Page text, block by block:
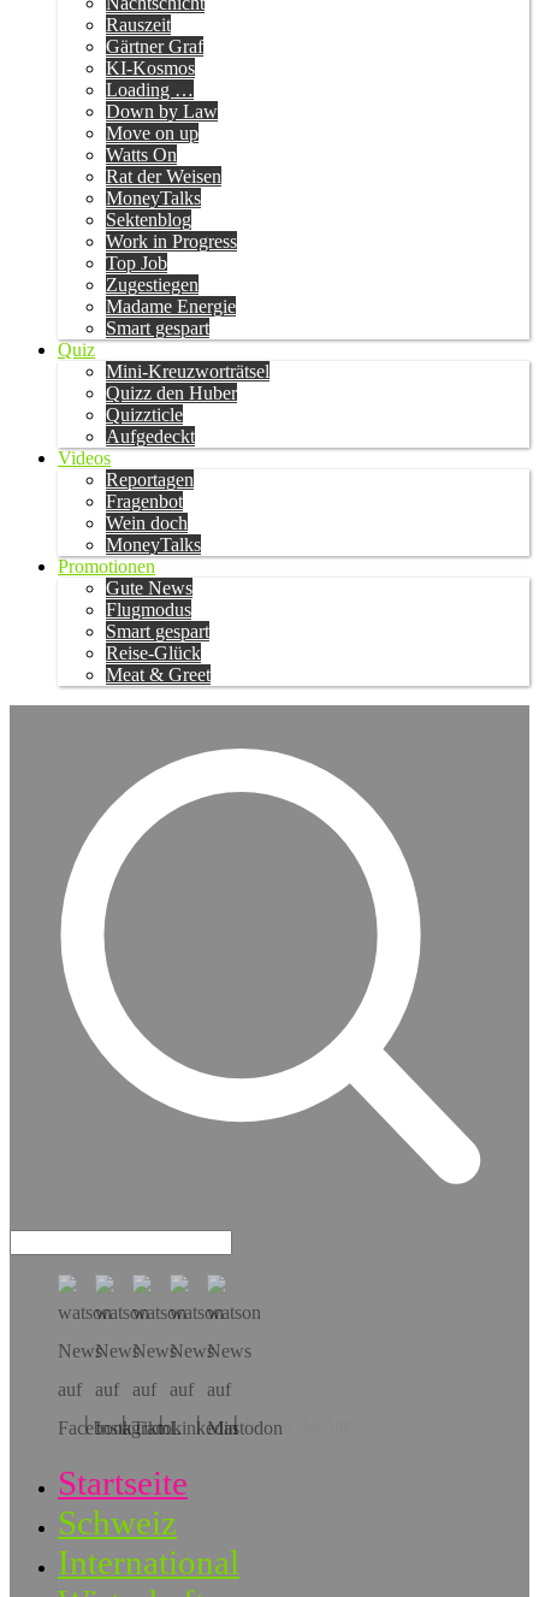
Rauszeit
Gärtner Graf
KI-Kosmos
Loading …
Down by Law
Move on up
Watts On
Rat der Weisen
MoneyTalks
Sektenblog
Work in Progress
Top Job
Zugestiegen
Madame Energie
Smart gespart
Quiz
Mini-Kreuzworträtsel
Quizz den Huber
Quizzticle
Aufgedeckt
Videos
Reportagen
Fragenbot
Wein doch
MoneyTalks
Promotionen
Gute News
Flugmodus
Smart gespart
Reise-Glück
Meat & Greet
Hol dir die App!
Startseite
Schweiz
International